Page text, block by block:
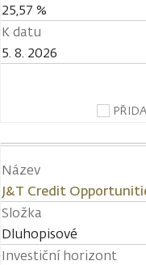
25,57 %
K datu
5. 8. 2026
Název
J&T Credit
Složka
Dluhopisové
Investiční horizont